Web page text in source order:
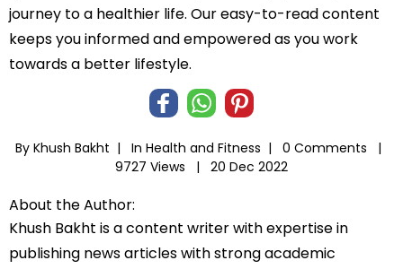
journey to a healthier life. Our easy-to-read content
keeps you informed and empowered as you work
towards a better lifestyle.
By Khush Bakht | In Health and Fitness |
0 Comments |
9727 Views |
20 Dec 2022
About the Author:
Khush Bakht is a content writer with expertise in
publishing news articles with strong academic